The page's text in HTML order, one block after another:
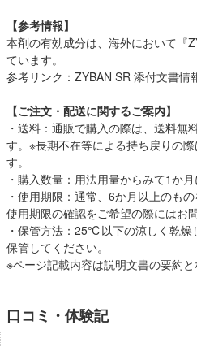
【参考情報】
本剤の有効成分は、海外において『
ています。
参考リンク： ZYBAN SR 添付文書情
【ご注文・配送に関するご案内】
・送料：通販で購入の際は、送料無
す。※長期不在等による持ち戻りの
す。
・購入数量：用法用量からみて1か
・使用期限：通常、6か月以上のも
使用期限の確認をご希望の際にはお
・保管方法：25℃以下の涼しく乾燥
保管してください。
※ページ記載内容は説明文書の要約と
口コミ・体験記